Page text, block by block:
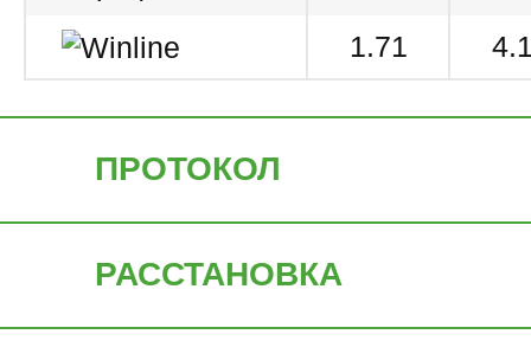
1.71
ПРОТОКОЛ
РАССТАНОВКА